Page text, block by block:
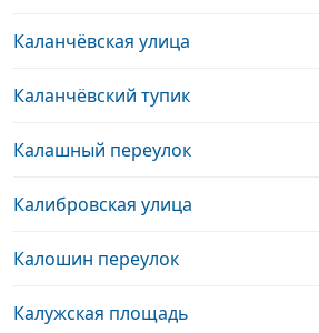
Каланчёвская улица
Каланчёвский тупик
Калашный переулок
Калибровская улица
Калошин переулок
Калужская площадь